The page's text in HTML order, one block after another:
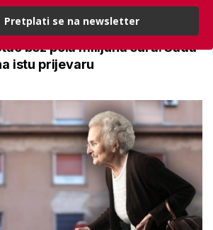
bez pola milijuna eura: Sada
istu prijevaru
Pretplati se na newsletter